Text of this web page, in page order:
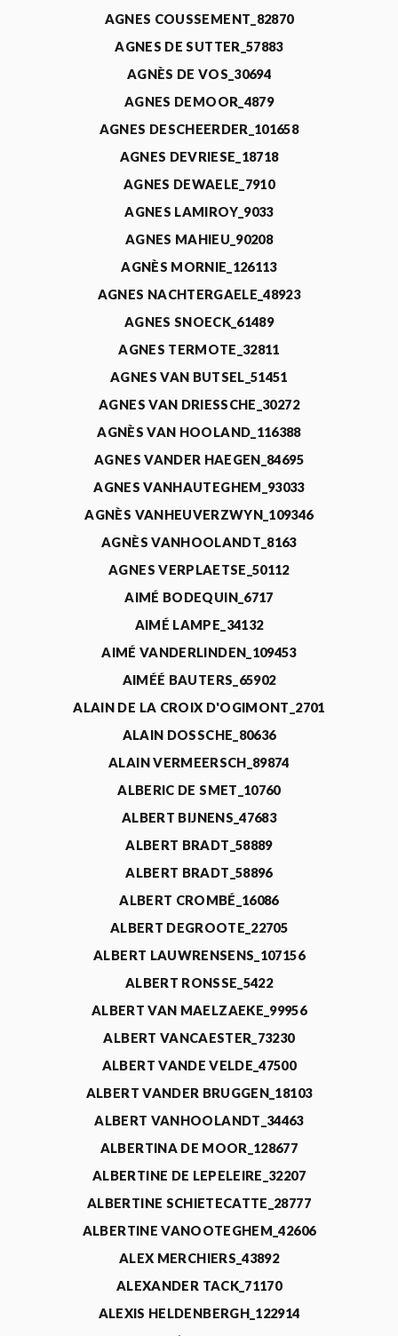
AGNES COUSSEMENT_82870
AGNES DE SUTTER_57883
AGNÈS DE VOS_30694
AGNES DEMOOR_4879
AGNES DESCHEERDER_101658
AGNES DEVRIESE_18718
AGNES DEWAELE_7910
AGNES LAMIROY_9033
AGNES MAHIEU_90208
AGNÈS MORNIE_126113
AGNES NACHTERGAELE_48923
AGNES SNOECK_61489
AGNES TERMOTE_32811
AGNES VAN BUTSEL_51451
AGNES VAN DRIESSCHE_30272
AGNÈS VAN HOOLAND_116388
AGNES VANDER HAEGEN_84695
AGNES VANHAUTEGHEM_93033
AGNÈS VANHEUVERZWYN_109346
AGNÈS VANHOOLANDT_8163
AGNES VERPLAETSE_50112
AIMÉ BODEQUIN_6717
AIMÉ LAMPE_34132
AIMÉ VANDERLINDEN_109453
AIMÉÉ BAUTERS_65902
ALAIN DE LA CROIX D'OGIMONT_2701
ALAIN DOSSCHE_80636
ALAIN VERMEERSCH_89874
ALBERIC DE SMET_10760
ALBERT BIJNENS_47683
ALBERT BRADT_58889
ALBERT BRADT_58896
ALBERT CROMBÉ_16086
ALBERT DEGROOTE_22705
ALBERT LAUWRENSENS_107156
ALBERT RONSSE_5422
ALBERT VAN MAELZAEKE_99956
ALBERT VANCAESTER_73230
ALBERT VANDE VELDE_47500
ALBERT VANDER BRUGGEN_18103
ALBERT VANHOOLANDT_34463
ALBERTINA DE MOOR_128677
ALBERTINE DE LEPELEIRE_32207
ALBERTINE SCHIETECATTE_28777
ALBERTINE VANOOTEGHEM_42606
ALEX MERCHIERS_43892
ALEXANDER TACK_71170
ALEXIS HELDENBERGH_122914